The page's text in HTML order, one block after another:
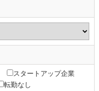
スタートアップ企業
転勤なし